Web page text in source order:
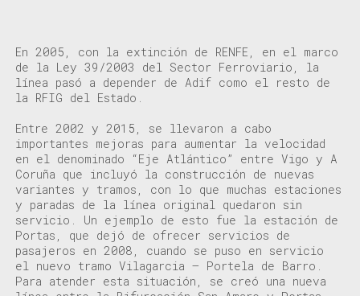
En 2005, con la extinción de RENFE, en el marco
de la Ley 39/2003 del Sector Ferroviario, la
línea pasó a depender de Adif como el resto de
la RFIG del Estado.
Entre 2002 y 2015, se llevaron a cabo
importantes mejoras para aumentar la velocidad
en el denominado “Eje Atlántico” entre Vigo y A
Coruña que incluyó la construcción de nuevas
variantes y tramos, con lo que muchas estaciones
y paradas de la línea original quedaron sin
servicio. Un ejemplo de esto fue la estación de
Portas, que dejó de ofrecer servicios de
pasajeros en 2008, cuando se puso en servicio
el nuevo tramo Vilagarcia – Portela de Barro.
Para atender esta situación, se creó una nueva